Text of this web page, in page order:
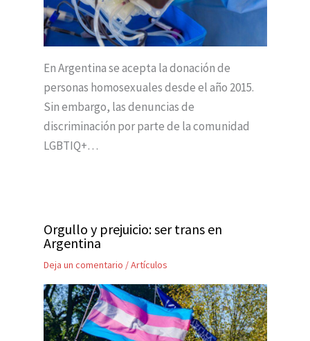
En Argentina se acepta la donación de
personas homosexuales desde el año 2015.
Sin embargo, las denuncias de
discriminación por parte de la comunidad
LGBTIQ+…
Orgullo y prejuicio: ser trans en
Argentina
Deja un comentario /Artículos